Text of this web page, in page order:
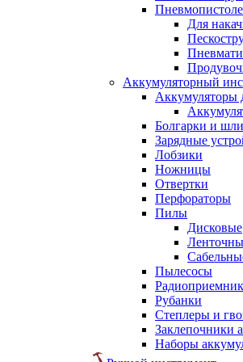
Для
Аккумуляторный
Аккумуляторы
Болгарки и
Зарядные
Лобзики
Ножницы
Отвертки
Перфораторы
Пилы
Дисковые
Пылесосы
Рубанки
Степлеры и
Заклепочники
Наборы